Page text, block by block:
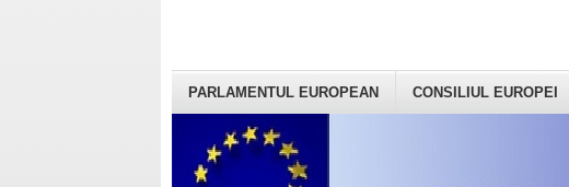
PARLAMENTUL EUROPEAN CONSILIUL EUROPEI